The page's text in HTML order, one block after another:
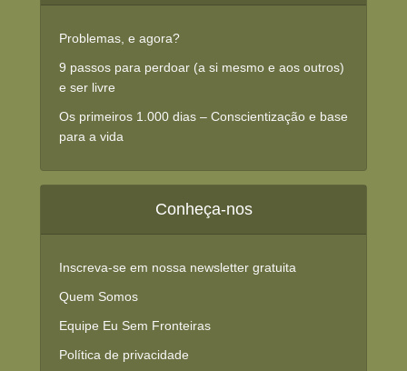
Problemas, e agora?
9 passos para perdoar (a si mesmo e aos outros)
e ser livre
Os primeiros 1.000 dias – Conscientização e base
para a vida
Conheça-nos
Inscreva-se em nossa newsletter gratuita
Quem Somos
Equipe Eu Sem Fronteiras
Política de privacidade